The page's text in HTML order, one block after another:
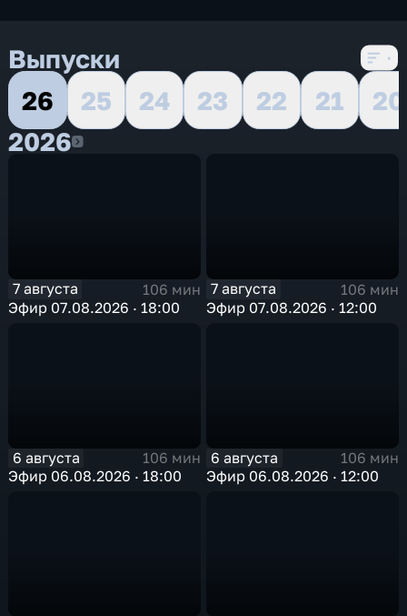
Выпуски
26
25 24 23 22 21
20
20262026
7 августа
106 мин
Эфир 07.08.2026 · 18:00
7 августа
106 мин
Эфир 07.08.2026 · 12:00
6 августа
106 мин
Эфир 06.08.2026 · 18:00
6 августа
106 мин
Эфир 06.08.2026 · 12:00